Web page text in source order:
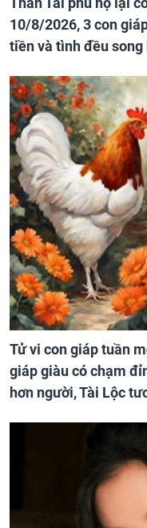
10/8/2026, 3 con
tiền và tình đều
Tử vi con giáp tuần
giáp giàu có chạm
hơn người, Tài Lộc